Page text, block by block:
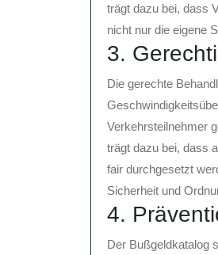
trägt dazu bei, dass
nicht nur die eigene
3.
Die gerechte
Verkehrsteilnehmer
trägt dazu bei, dass
fair durchgesetzt
Sicherheit und
4.
Der Bußgeldkatalog